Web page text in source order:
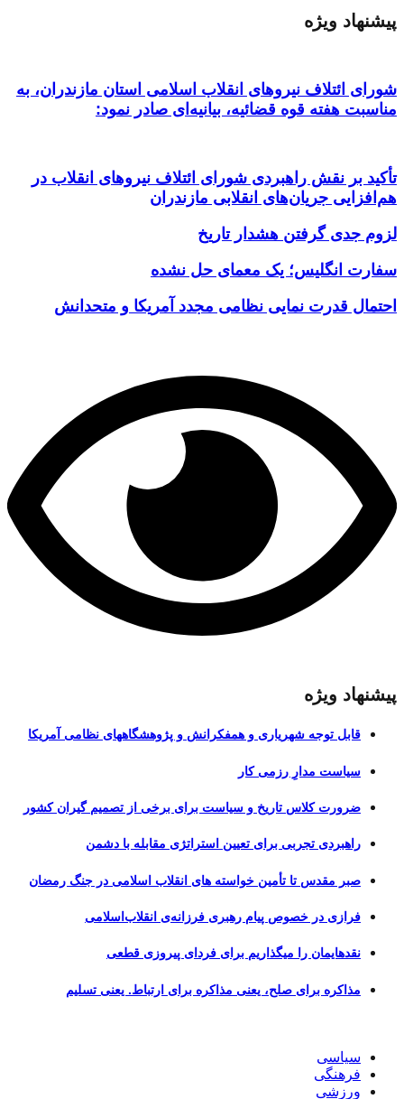
پیشنهاد ویژه
شورای ائتلاف نیروهای انقلاب اسلامی استان مازندران، به
مناسبت هفته قوه قضائیه، بیانیه‌ای صادر نمود:
تأکید بر نقش راهبردی شورای ائتلاف نیروهای انقلاب در
هم‌افزایی جریان‌های انقلابی مازندران
لزوم جدی گرفتن هشدار تاریخ
سفارت انگلیس؛ یک معمای حل نشده
احتمال قدرت نمایی نظامی مجدد آمریکا و متحدانش
پیشنهاد ویژه
قابل توجه شهریاری و همفکرانش و پژوهشگاههای نظامی آمریکا
سیاست مدارِ رزمی کار
ضرورت کلاس تاریخ و سیاست برای برخی از تصمیم گیران کشور
راهبردی تجربی برای تعیین استراتژی مقابله با دشمن
صبر مقدس تا تأمین خواسته های انقلاب اسلامی در جنگ رمضان
فرازی در خصوص پیام رهبری فرزانه‌ی انقلاب‌اسلامی
نقدهایمان را میگذاریم برای فردای پیروزی قطعی
مذاکره برای صلح، یعنی مذاکره برای ارتباط. یعنی تسلیم
سیاسی
فرهنگی
ورزشی